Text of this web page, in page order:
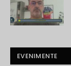
EVENIMENTE